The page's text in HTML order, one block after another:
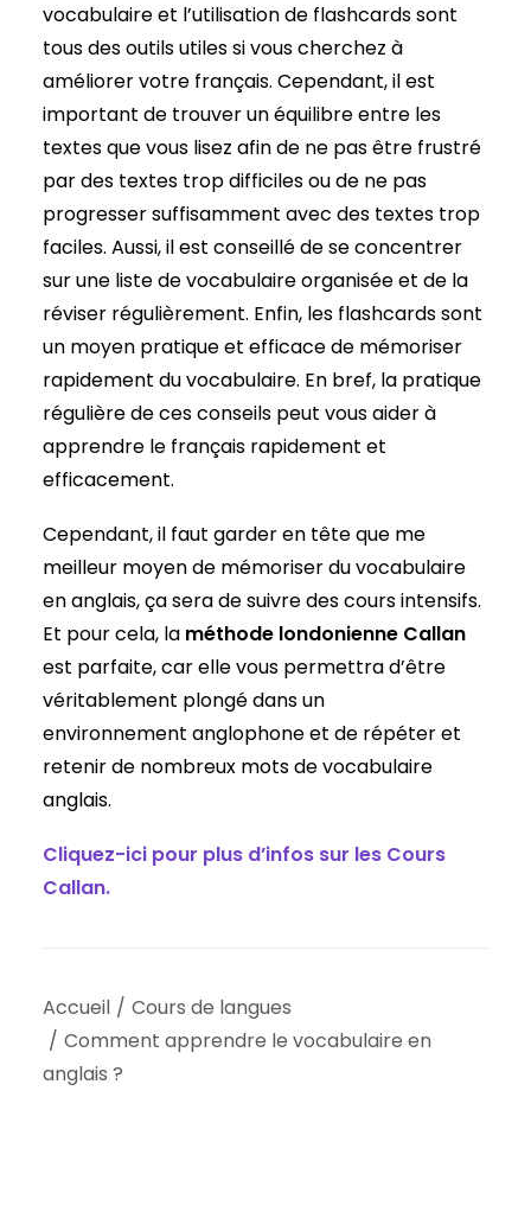
vocabulaire et l’utilisation de flashcards sont
tous des outils utiles si vous cherchez à
améliorer votre français. Cependant, il est
important de trouver un équilibre entre les
textes que vous lisez afin de ne pas être frustré
par des textes trop difficiles ou de ne pas
progresser suffisamment avec des textes trop
faciles. Aussi, il est conseillé de se concentrer
sur une liste de vocabulaire organisée et de la
réviser régulièrement. Enfin, les flashcards sont
un moyen pratique et efficace de mémoriser
rapidement du vocabulaire. En bref, la pratique
régulière de ces conseils peut vous aider à
apprendre le français rapidement et
efficacement.
Cependant, il faut garder en tête que me
meilleur moyen de mémoriser du vocabulaire
en anglais, ça sera de suivre des cours intensifs.
Et pour cela, la méthode londonienne Callan
est parfaite, car elle vous permettra d’être
véritablement plongé dans un
environnement anglophone et de répéter et
retenir de nombreux mots de vocabulaire
anglais.
Cliquez-ici pour plus d’infos sur les Cours
Callan.
Accueil
Cours de langues
Comment apprendre le vocabulaire en
anglais ?